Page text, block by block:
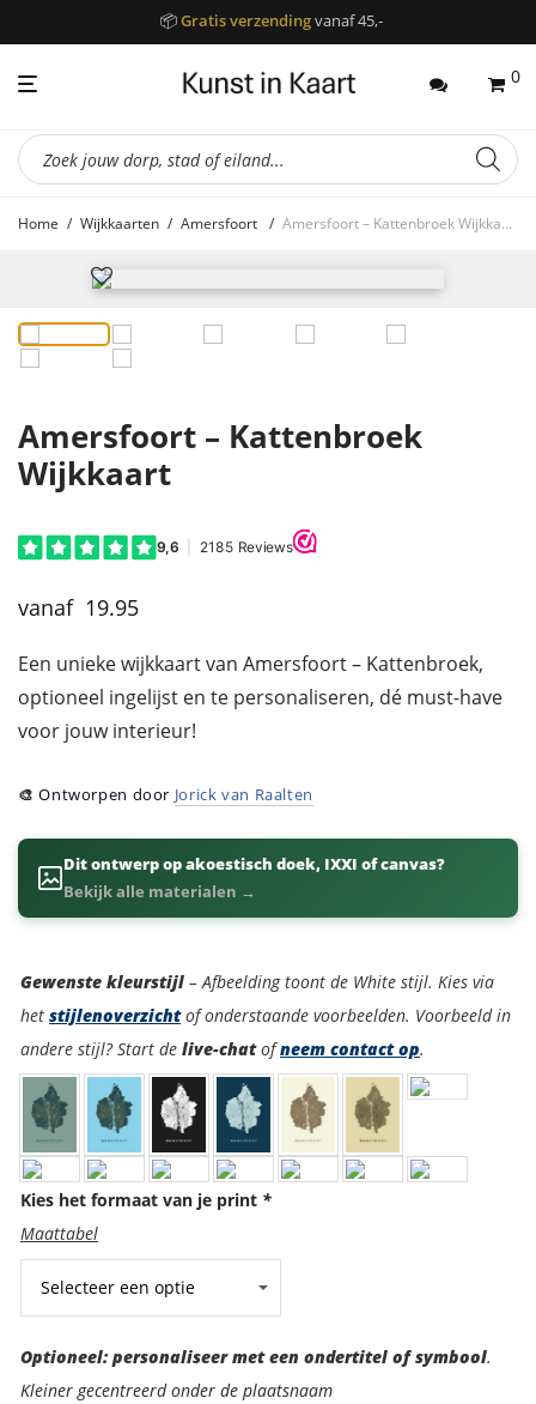
📦Gratis verzendingvanaf 45,-
0
Producten
zoeken
Home / Wijkkaarten / Amersfoort / Amersfoort – Kattenbroek Wijkkaart
Amersfoort – Kattenbroek
Wijkkaart
19.95
Een unieke wijkkaart van Amersfoort – Kattenbroek,
optioneel ingelijst en te personaliseren, dé must-have
voor jouw interieur!
🎨Ontworpen door Jorick van Raalten
Dit ontwerp op akoestisch doek, IXXI of canvas?
Bekijk alle materialen →
Kleurstijl
Gewenste kleurstijl – Afbeelding toont de White stijl. Kies via
het stijlenoverzichtof onderstaande voorbeelden. Voorbeeld in
andere stijl? Start de live-chatofneem contact op.
Kies het formaat van je print *
Maattabel
Optioneel:
personaliseer
Optioneel: personaliseer met een ondertitel of symbool.
Kleiner gecentreerd onder de plaatsnaam